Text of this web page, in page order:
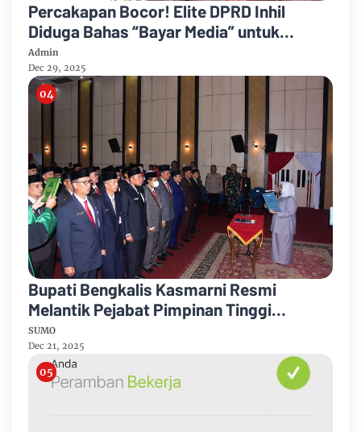
Percakapan Bocor! Elite DPRD Inhil
Diduga Bahas “Bayar Media” untuk
Dukung Kebijakan
Admin
Dec 29, 2025
Bupati Bengkalis Kasmarni Resmi
Melantik Pejabat Pimpinan Tinggi
Pratama
SUMO
Dec 21, 2025